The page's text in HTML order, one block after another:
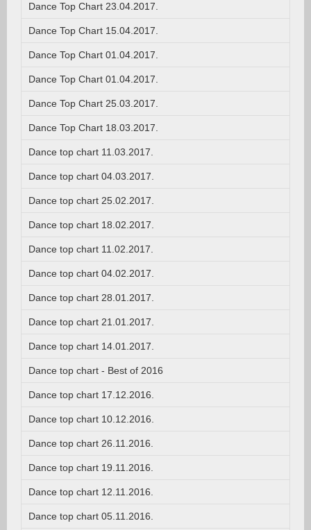
Dance Top Chart 23.04.2017.
Dance Top Chart 15.04.2017.
Dance Top Chart 01.04.2017.
Dance Top Chart 01.04.2017.
Dance Top Chart 25.03.2017.
Dance Top Chart 18.03.2017.
Dance top chart 11.03.2017.
Dance top chart 04.03.2017.
Dance top chart 25.02.2017.
Dance top chart 18.02.2017.
Dance top chart 11.02.2017.
Dance top chart 04.02.2017.
Dance top chart 28.01.2017.
Dance top chart 21.01.2017.
Dance top chart 14.01.2017.
Dance top chart - Best of 2016
Dance top chart 17.12.2016.
Dance top chart 10.12.2016.
Dance top chart 26.11.2016.
Dance top chart 19.11.2016.
Dance top chart 12.11.2016.
Dance top chart 05.11.2016.